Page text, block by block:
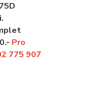
Pro
775 907